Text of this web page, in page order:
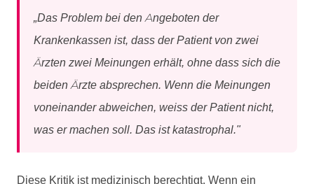
„Das Problem bei den Angeboten der
Krankenkassen ist, dass der Patient von zwei
Ärzten zwei Meinungen erhält, ohne dass sich die
beiden Ärzte absprechen. Wenn die Meinungen
voneinander abweichen, weiss der Patient nicht,
was er machen soll. Das ist katastrophal."
Diese Kritik ist medizinisch berechtigt. Wenn ein